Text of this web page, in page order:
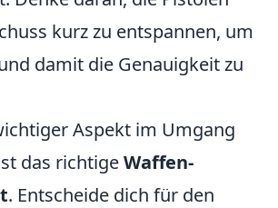
kurz zu entspannen, um
damit die Genauigkeit zu
Aspekt im Umgang
das richtigeWaffen-
. Entscheide dich für den